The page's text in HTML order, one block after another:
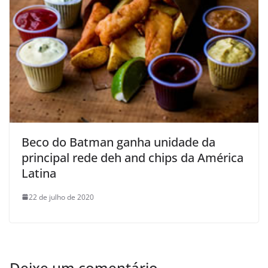
Beco do Batman ganha unidade da
principal rede deh and chips da América
Latina
22 de julho de 2020